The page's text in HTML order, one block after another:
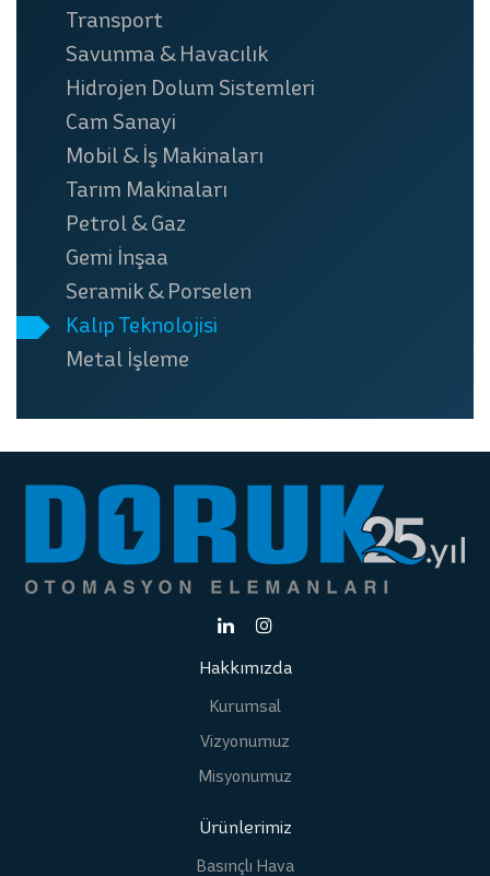
Transport
Savunma & Havacılık
Hidrojen Dolum Sistemleri
Cam Sanayi
Mobil & İş Makinaları
Tarım Makinaları
Petrol & Gaz
Gemi İnşaa
Seramik & Porselen
Kalıp Teknolojisi
Metal İşleme
Hakkımızda
Kurumsal
Vizyonumuz
Misyonumuz
Ürünlerimiz
Basınçlı Hava